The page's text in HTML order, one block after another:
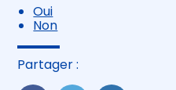
Oui
Non
Partager :